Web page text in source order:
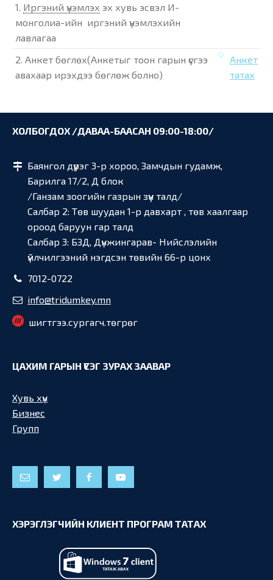
1. Иргэний үнэмлэх эх хувь эсвэл И-
монголиа-ийн иргэний үнэмлэхийн
лавлагаа
2. Анкет бөглөх(Анкетыг тоон гарын үсгээ
авахаар ирэхдээ бөглөж болно)
Анкет
татах
ХОЛБОГДОХ /ДАВАА-БААСАН 09:00-18:00/
Баянгол дүүрэг 3-р хороо, Замчдын гудамж,
Барилга 17/2, Д блок
/Ганзам зоогийн газрын зүүн талд/
Салбар 2: Төв шуудан 1-р давхарт , төв хаалгаар
ороод баруун гар талд
Салбар 3: БЗД, Дүнжингарав- Нийслэлийн
үйлчилгээний нэгдсэн төвийн 66-р цонх
7012-0722
info@tridumkey.mn
шигтгээ.сургагч.төгрөг
ЦАХИМ ГАРЫН ҮСЭГ ЗУРАХ ЗААВАР
Хувь хүн
Бизнес
Групп
ХЭРЭГЛЭГЧИЙН КЛИЕНТ ПРОГРАМ ТАТАХ